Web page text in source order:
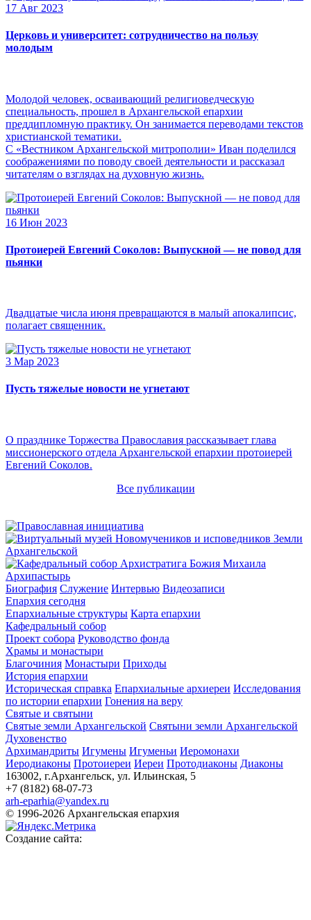
17 Авг 2023
Церковь и университет: сотрудничество на пользу
молодым
Молодой человек, осваивающий религиоведческую
специальность, прошел в Архангельской епархии
преддипломную практику. Он занимается переводами текстов
христианской тематики.
С «Вестником Архангельской митрополии» Иван поделился
соображениями по поводу своей деятельности и рассказал
читателям о взглядах на духовную жизнь.
16 Июн 2023
Протоиерей Евгений Соколов: Выпускной — не повод для
пьянки
Двадцатые числа июня превращаются в малый апокалипсис,
полагает священник.
3 Мар 2023
Пусть тяжелые новости не угнетают
О празднике Торжества Православия рассказывает глава
миссионерского отдела Архангельской епархии протоиерей
Евгений Соколов.
Все публикации
Архипастырь
Биография Служение Интервью Видеозаписи
Епархия сегодня
Епархиальные структуры Карта епархии
Кафедральный собор
Проект собора Руководство фонда
Храмы и монастыри
Благочиния Монастыри Приходы
История епархии
Историческая справка Епархиальные архиереи Исследования
по истории епархии Гонения на веру
Святые и святыни
Святые земли Архангельской Святыни земли Архангельской
Духовенство
Архимандриты Игумены Игуменьи Иеромонахи
Иеродиаконы Протоиереи Иереи Протодиаконы Диаконы
163002, г.Архангельск, ул. Ильинская, 5
+7 (8182) 68-07-73
arh-eparhia@yandex.ru
© 1996-2026 Архангельская епархия
Создание сайта: